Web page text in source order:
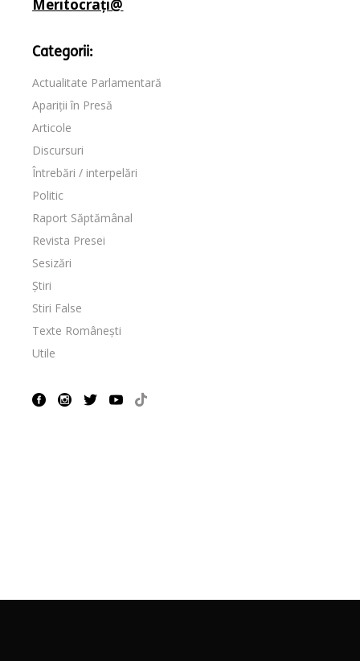
Meritocrați@
Categorii:
Actualitate Parlamentară
Apariții în Presă
Articole
Discursuri
Întrebări / interpelări
Politic
Raport Săptămânal
Revista Presei
Sesizări
Știri
Stiri False
Texte Românești
Utile